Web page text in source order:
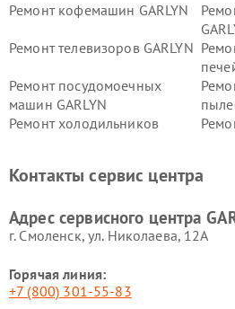
Ремонт кофемашин GARLYN
Ремонт телевизоров GARLYN
Ремонт посудомоечных
машин GARLYN
Ремонт холодильников
стеклоочистителей GARLYN
GARLYN
Контакты сервис центра
Адрес сервисного центра
г. Смоленск, ул. Николаева, 12А
Горячая линия:
+7 (800) 301-55-83